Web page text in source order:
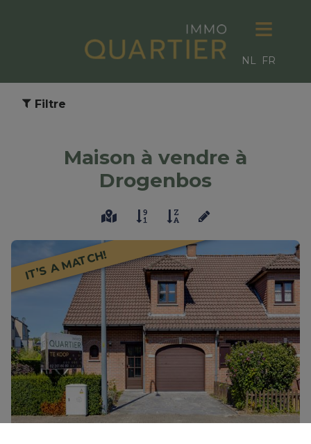
NL FR
Filtre
Maison à vendre à
Drogenbos
IT’S A MATCH!